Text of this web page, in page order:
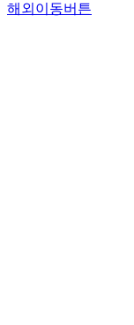
해외이동버튼